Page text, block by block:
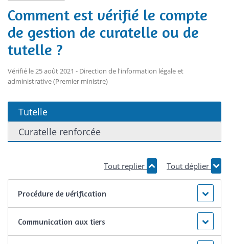
Comment est vérifié le compte
de gestion de curatelle ou de
tutelle ?
Vérifié le 25 août 2021 - Direction de l'information légale et
administrative (Premier ministre)
Tutelle
Curatelle renforcée
Tout replier Tout déplier
Procédure de vérification
Communication aux tiers